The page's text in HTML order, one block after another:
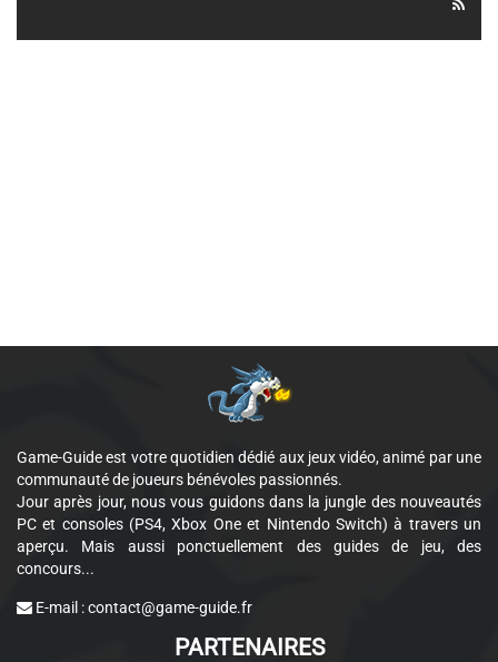
Game-Guide est votre quotidien dédié aux jeux vidéo, animé par une
communauté de joueurs bénévoles passionnés.
Jour après jour, nous vous guidons dans la jungle des nouveautés
PC et consoles (PS4, Xbox One et Nintendo Switch) à travers un
aperçu. Mais aussi ponctuellement des guides de jeu, des
concours...
E-mail :contact@game-guide.fr
PARTENAIRES